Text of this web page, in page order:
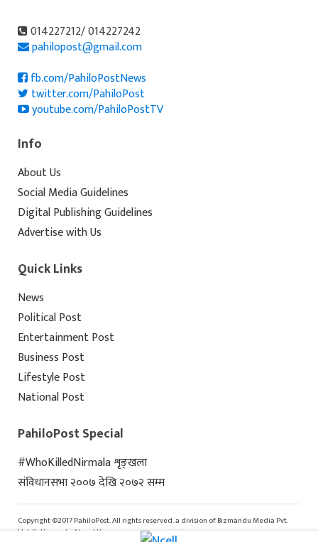
014227212/ 014227242
pahilopost@gmail.com
fb.com/PahiloPostNews
twitter.com/PahiloPost
youtube.com/PahiloPostTV
Info
About Us
Social Media Guidelines
Digital Publishing Guidelines
Advertise with Us
Quick Links
News
Political Post
Entertainment Post
Business Post
Lifestyle Post
National Post
PahiloPost Special
#WhoKilledNirmala शृङ्खला
संविधानसभा २००७ देखि २०७२ सम्म
Copyright ©2017 PahiloPost. All rights reserved. a division of Bizmandu Media Pvt.
Ltd, Kathmandu, Nepal Home